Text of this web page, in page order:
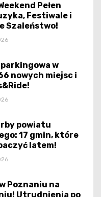
Pełen
Festiwale i
Szaleństwo!
w
nowych miejsc i
powiatu
17 gmin, które
latem!
Poznaniu na
Utrudnienia po